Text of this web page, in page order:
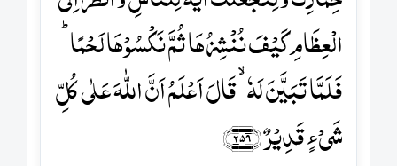
الۡعِظَامِ کَیۡفَ نُنۡشِزُہَا ثُمَّ نَکۡسُوۡہَا لَحۡمًا ؕ
فَلَمَّا تَبَیَّنَ لَہٗ ۙ قَالَ اَعۡلَمُ اَنَّ اللّٰہَ عَلٰی کُلِّ
شَیۡءٍ قَدِیۡرٌ ﴿۲۵۹﴾